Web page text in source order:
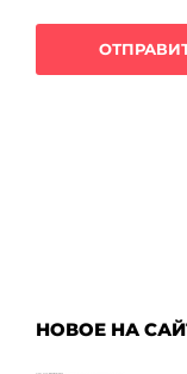
НОВОЕ НА